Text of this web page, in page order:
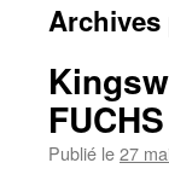
Archives
FUCHS
Publié le27